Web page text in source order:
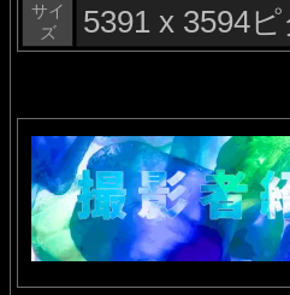
サイ
ズ
5391 x 3594